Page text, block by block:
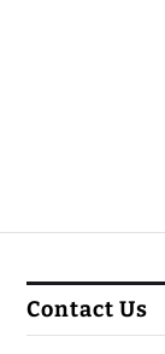
Contact Us